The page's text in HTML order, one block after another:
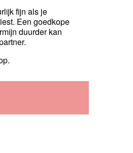
fijn als je
Een goedkope
duurder kan